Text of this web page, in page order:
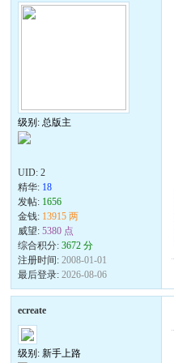
级别: 总版主
UID:2
精华: 18
发帖: 1656
金钱: 13915 两
威望:5380 点
综合积分:3672 分
注册时间:2008-01-01
最后登录:2026-08-06
ecreate
级别: 新手上路